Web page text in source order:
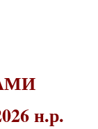
н.р.